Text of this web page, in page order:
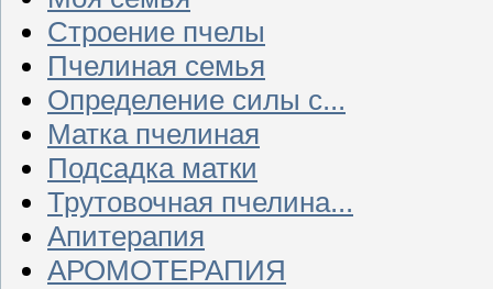
Строение пчелы
Пчелиная семья
Определение силы с...
Матка пчелиная
Подсадка матки
Трутовочная пчелина...
Апитерапия
АРОМОТЕРАПИЯ